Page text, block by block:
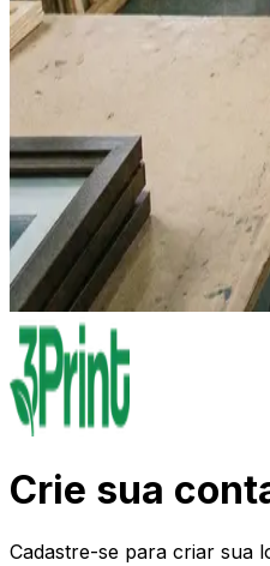
Crie sua
Cadastre-se para criar sua